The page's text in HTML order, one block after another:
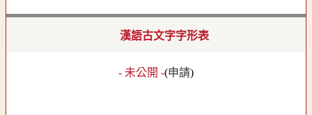
漢語古文字字形表
- 未公開 -(申請)